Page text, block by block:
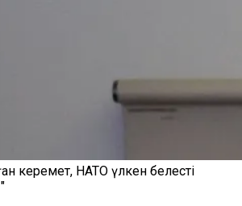
керемет, НАТО үлкен белесті